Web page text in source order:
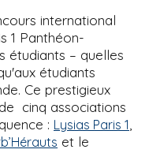
international
1 Panthéon-
étudiants – quelles
étudiants
Ce prestigieux
cinq associations
: Lysias Paris 1
et le